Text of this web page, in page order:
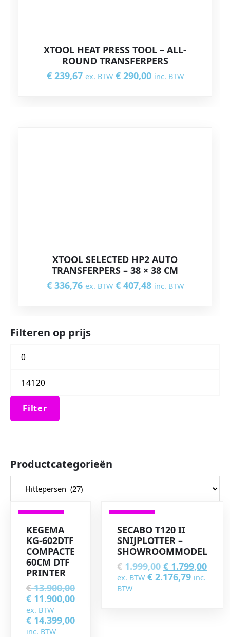
XTOOL HEAT PRESS TOOL – ALL-
ROUND TRANSFERPERS
€239,67 ex. BTW €290,00 inc. BTW
XTOOL SELECTED HP2 AUTO
TRANSFERPERS – 38 × 38 CM
€336,76 ex. BTW €407,48 inc. BTW
Filteren op prijs
Filter
Productcategorieën
KEGEMA
KG-602DTF
COMPACTE
60CM DTF
PRINTER
€13.900,00
€ 11.900,00
ex. BTW
€ 14.399,00
inc. BTW
SECABO T120 II
SNIJPLOTTER –
SHOWROOMMODEL
€1.999,00 € 1.799,00
ex. BTW € 2.176,79 inc.
BTW